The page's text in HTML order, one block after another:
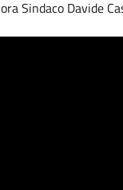
Sindaco Davide